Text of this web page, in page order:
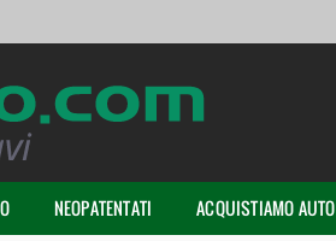
NEOPATENTATI ACQUISTIAMO AUTO